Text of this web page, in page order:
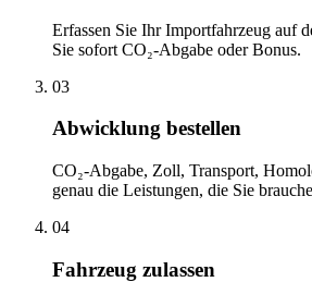
Erfassen Sie Ihr Importfahrzeug auf
Sie sofort CO₂-Abgabe oder Bonus.
03
Abwicklung bestellen
CO₂-Abgabe, Zoll, Transport,
genau die Leistungen, die Sie
04
Fahrzeug zulassen